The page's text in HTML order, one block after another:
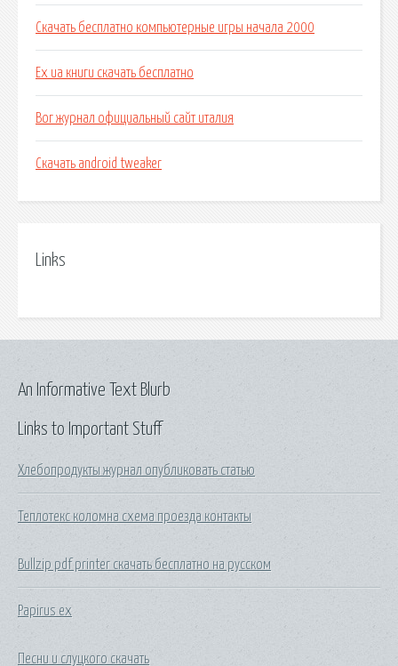
Скачать бесплатно компьютерные игры начала 2000
Ех ua книги скачать бесплатно
Вог журнал официальный сайт италия
Скачать android tweaker
Links
Links to Important Stuff
Хлебопродукты журнал опубликовать статью
Теплотекс коломна схема проезда контакты
Bullzip pdf printer скачать бесплатно на русском
Papirus ex
Песни и слуцкого скачать
An Informative Text Blurb